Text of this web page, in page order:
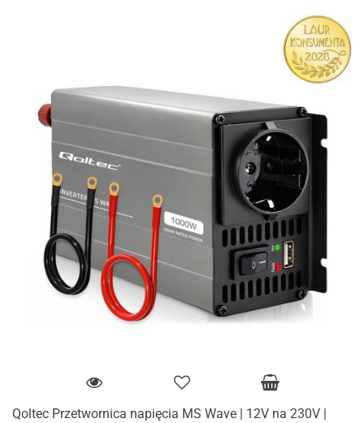
Qoltec Przetwornica napięcia MS Wave | 12V na 230V |